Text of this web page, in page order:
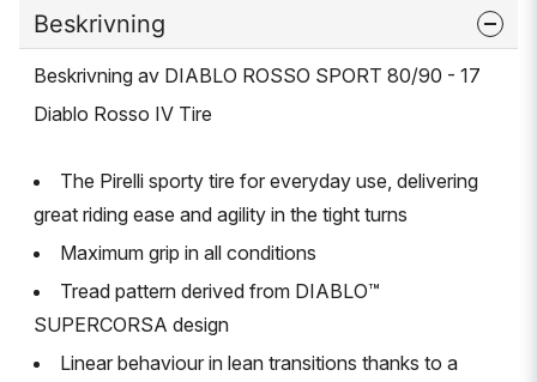
Beskrivning
Beskrivning av DIABLO ROSSO SPORT 80/90 - 17
Diablo Rosso IV Tire
The Pirelli sporty tire for everyday use, delivering
great riding ease and agility in the tight turns
Maximum grip in all conditions
Tread pattern derived from DIABLO™
SUPERCORSA design
Linear behaviour in lean transitions thanks to a